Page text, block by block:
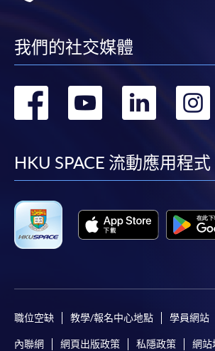
我們的社交媒體
轉
facebook
轉
轉
HKU SPACE 流動應用程式
職位空缺 教學/報名中心地點 學員網站
內聯網 網頁出版政策 私隱政策 網站